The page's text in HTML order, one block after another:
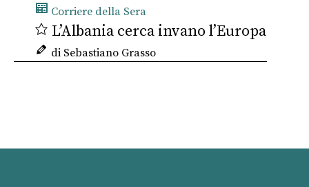
Corriere della Sera
L’Albania cerca invano l’Europa
di Sebastiano Grasso